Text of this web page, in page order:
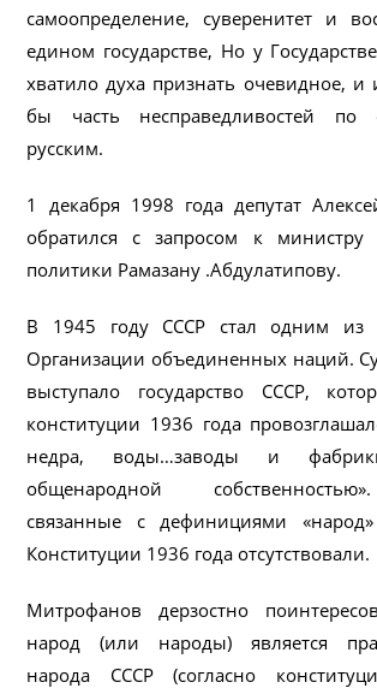
самоопределение, суверенитет и
едином государстве, Но у
хватило духа признать очевидное, и
бы часть несправедливостей
русским.
1 декабря 1998 года депутат
обратился с запросом к министру
политики Рамазану .Абдулатипову.
В 1945 году СССР стал одним из
Организации объединенных наций.
выступало государство СССР,
конституции 1936 года
недра, воды…заводы и
общенародной
связанные с дефинициями
Конституции 1936 года отсутствовали.
Митрофанов дерзостно
народ (или народы) является
народа СССР (согласно